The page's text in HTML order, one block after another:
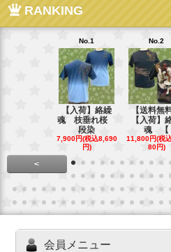
RANKING
No.1
【入荷】絡繰
魂 枝垂れ桜
段染
7,900円(税込8,690
円)
No.2
【送料無
【入荷】
魂 【
11,800円(税
80円)
<
会員メニュー